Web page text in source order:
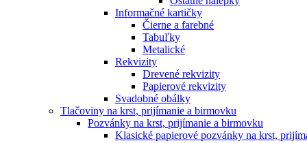
Informačné kartičky
Čierne a farebné
Tabuľky
Metalické
Rekvizity
Drevené rekvizity
Papierové rekvizity
Svadobné obálky
Tlačoviny na krst, prijímanie a birmovku
Pozvánky na krst, prijímanie a birmovku
Klasické papierové pozvánky na krst,